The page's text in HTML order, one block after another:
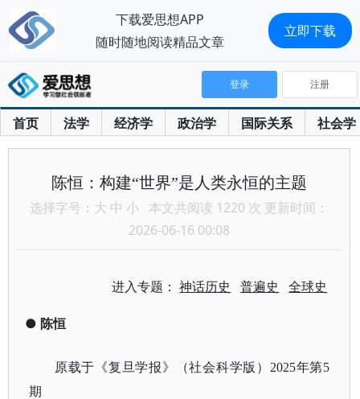
首页 法学 经济学 政治学 国际关系 社会学
登录 注册
陈恒：构建“世界”是人类永恒的主题
选择字号： 大 中 小 本文共阅读 1220 次 更新时间：
2026-06-16 00:08
进入专题：神话历史 普遍史 全球史
● 陈恒
原载于 《复旦学报》（社会科学版） 2025年第5
期
下载爱思想APP
随时随地阅读精品文章
立即下载